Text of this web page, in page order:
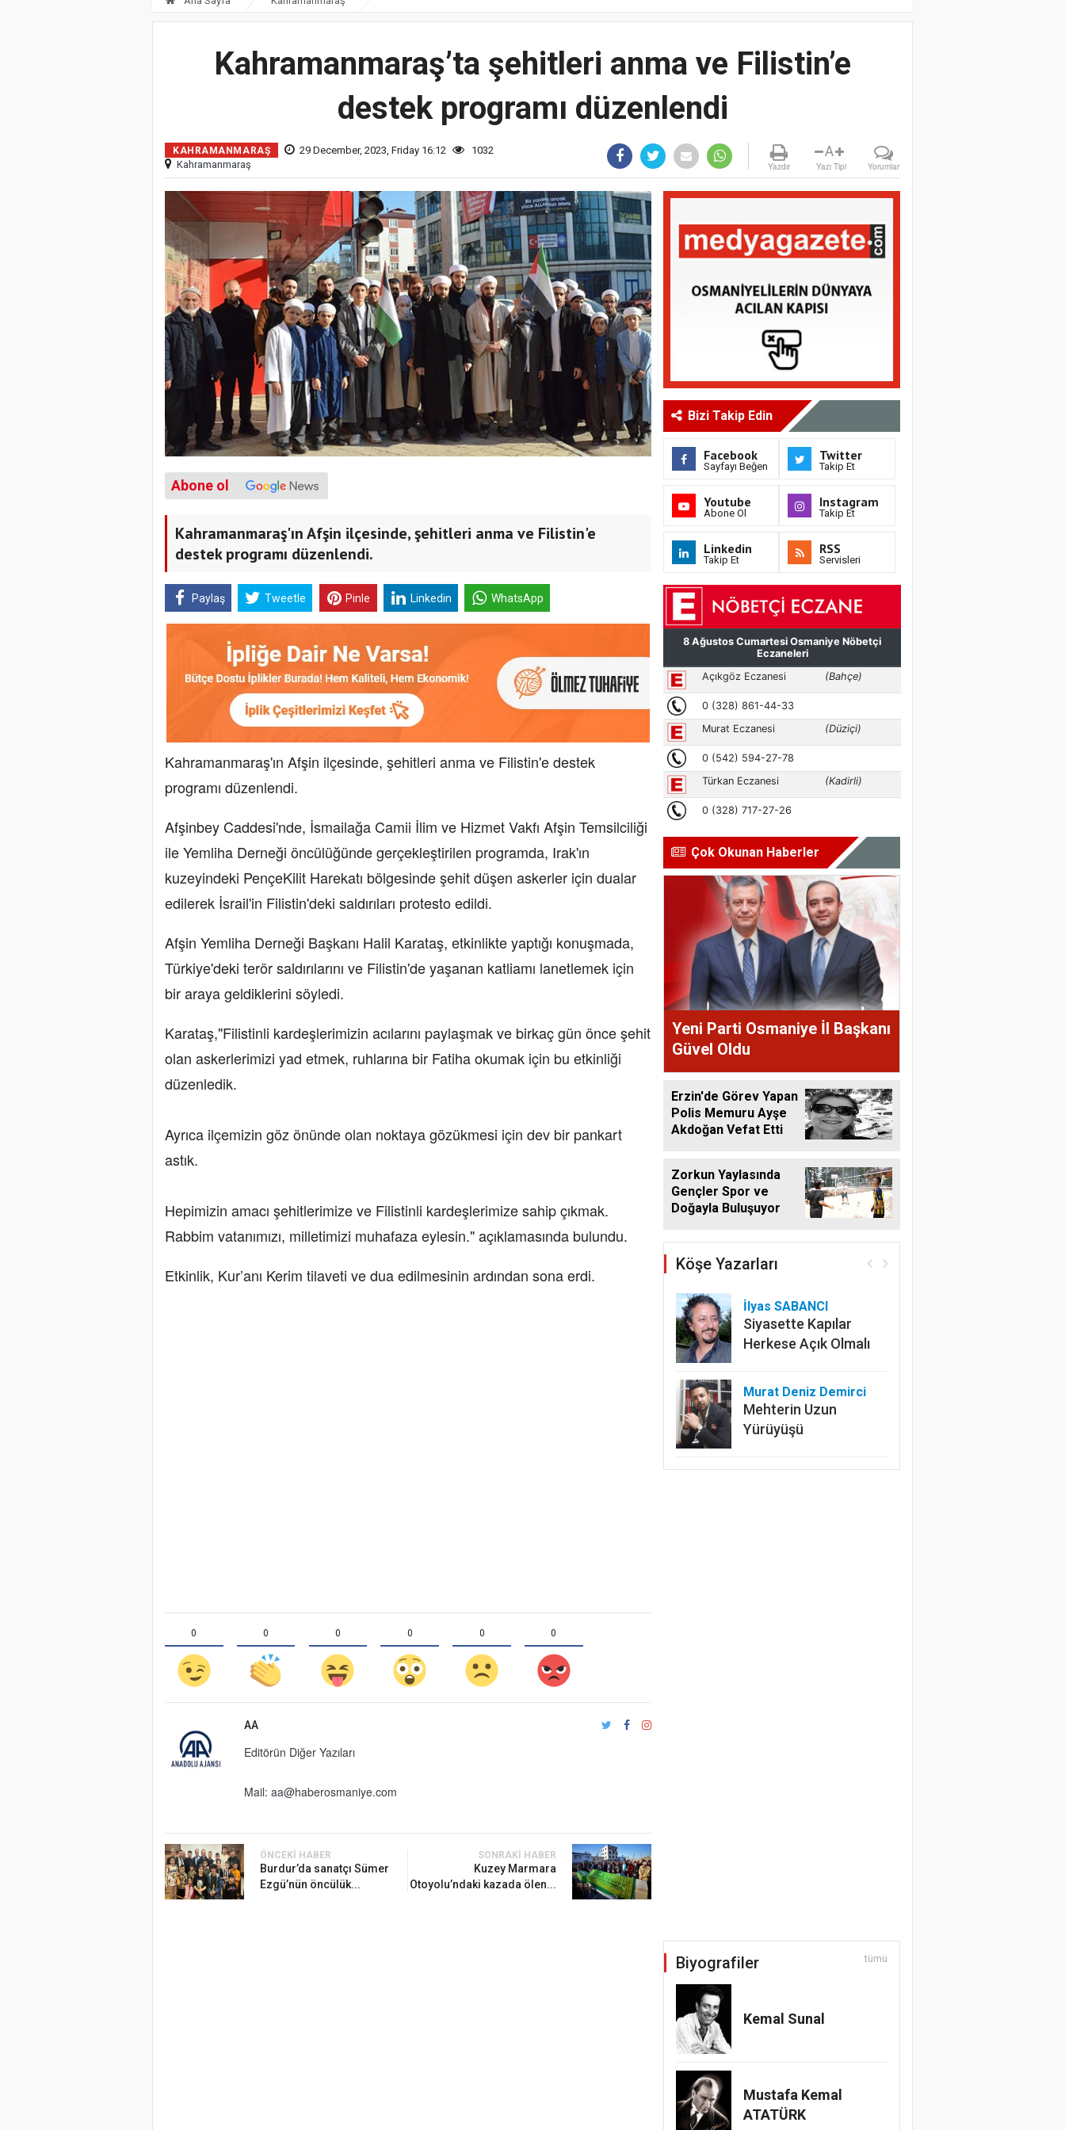
Kahramanmaraş’ta şehitleri anma ve Filistin’e
destek programı düzenlendi
KAHRAMANMARAŞ 29 December, 2023, Friday 16:12
1032
Kahramanmaraş
Yazdır
A
Yazı Tipi Yorumlar
Abone ol
Kahramanmaraş'ın Afşin ilçesinde, şehitleri anma ve Filistin'e
destek programı düzenlendi.
Paylaş Tweetle Pinle Linkedin WhatsApp
Kahramanmaraş'ın Afşin ilçesinde, şehitleri anma ve Filistin'e destek
programı düzenlendi.
Afşinbey Caddesi'nde, İsmailağa Camii İlim ve Hizmet Vakfı Afşin Temsilciliği
ile Yemliha Derneği öncülüğünde gerçekleştirilen programda, Irak'ın
kuzeyindeki PençeKilit Harekatı bölgesinde şehit düşen askerler için dualar
edilerek İsrail'in Filistin'deki saldırıları protesto edildi.
Afşin Yemliha Derneği Başkanı Halil Karataş, etkinlikte yaptığı konuşmada,
Türkiye'deki terör saldırılarını ve Filistin'de yaşanan katliamı lanetlemek için
bir araya geldiklerini söyledi.
Karataş,"Filistinli kardeşlerimizin acılarını paylaşmak ve birkaç gün önce şehit
olan askerlerimizi yad etmek, ruhlarına bir Fatiha okumak için bu etkinliği
düzenledik.
Ayrıca ilçemizin göz önünde olan noktaya gözükmesi için dev bir pankart
astık.
Hepimizin amacı şehitlerimize ve Filistinli kardeşlerimize sahip çıkmak.
Rabbim vatanımızı, milletimizi muhafaza eylesin." açıklamasında bulundu.
Etkinlik, Kur’anı Kerim tilaveti ve dua edilmesinin ardından sona erdi.
0 0 0 0 0 0
AA
Editörün Diğer Yazıları
Mail: aa@haberosmaniye.com
ÖNCEKI HABER
Burdur’da sanatçı Sümer
Ezgü’nün öncülük...
SONRAKI HABER
Kuzey Marmara
Otoyolu’ndaki kazada ölen...
Bizi Takip Edin
Facebook
Sayfayı Beğen
Twitter
Takip Et
Youtube
Abone Ol
Instagram
Takip Et
Linkedin
Takip Et
RSS
Servisleri
Çok Okunan Haberler
Yeni Parti Osmaniye İl Başkanı
Güvel Oldu
Erzin'de Görev Yapan
Polis Memuru Ayşe
Akdoğan Vefat Etti
Zorkun Yaylasında
Gençler Spor ve
Doğayla Buluşuyor
Köşe Yazarları
İlyas SABANCI
Siyasette Kapılar
Herkese Açık Olmalı
Murat Deniz Demirci
Mehterin Uzun
Yürüyüşü
Biyografiler tümü
Kemal Sunal
Mustafa Kemal
ATATÜRK